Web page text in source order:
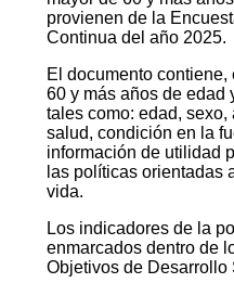
provienen de la
Continua del año 2025.
El documento
60 y más años de edad
tales como: edad,
salud, condición en la
información de utilidad
las políticas orientadas
vida.
Los indicadores de la
enmarcados dentro de
Objetivos de Desarrollo